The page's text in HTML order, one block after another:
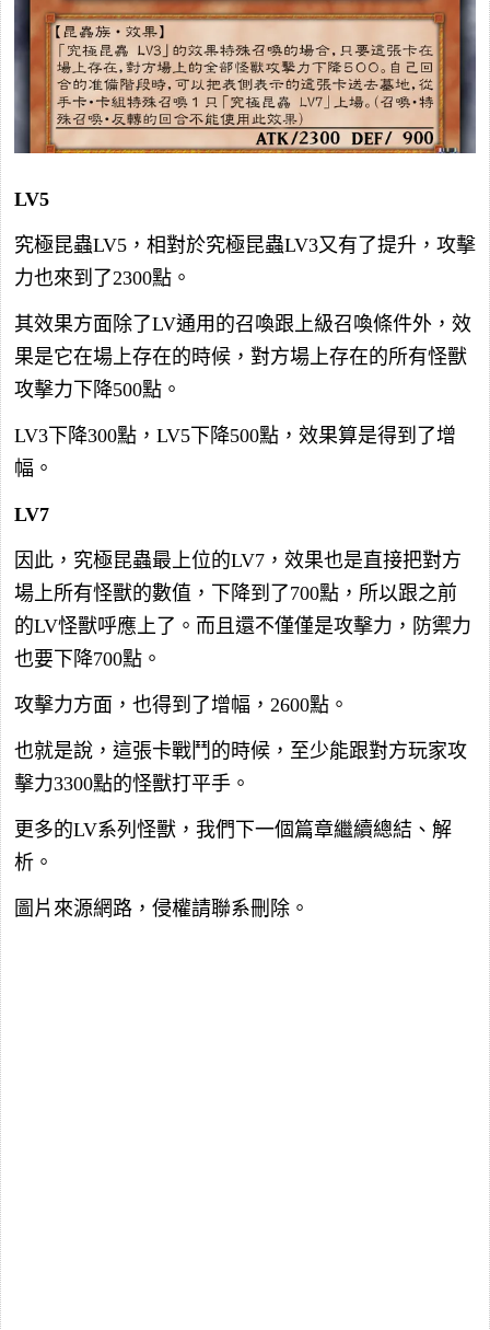
LV5
究極昆蟲LV5，相對於究極昆蟲LV3又有了提升，攻擊
力也來到了2300點。
其效果方面除了LV通用的召喚跟上級召喚條件外，效
果是它在場上存在的時候，對方場上存在的所有怪獸
攻擊力下降500點。
LV3下降300點，LV5下降500點，效果算是得到了增
幅。
LV7
因此，究極昆蟲最上位的LV7，效果也是直接把對方
場上所有怪獸的數值，下降到了700點，所以跟之前
的LV怪獸呼應上了。而且還不僅僅是攻擊力，防禦力
也要下降700點。
攻擊力方面，也得到了增幅，2600點。
也就是說，這張卡戰鬥的時候，至少能跟對方玩家攻
擊力3300點的怪獸打平手。
更多的LV系列怪獸，我們下一個篇章繼續總結、解
析。
圖片來源網路，侵權請聯系刪除。